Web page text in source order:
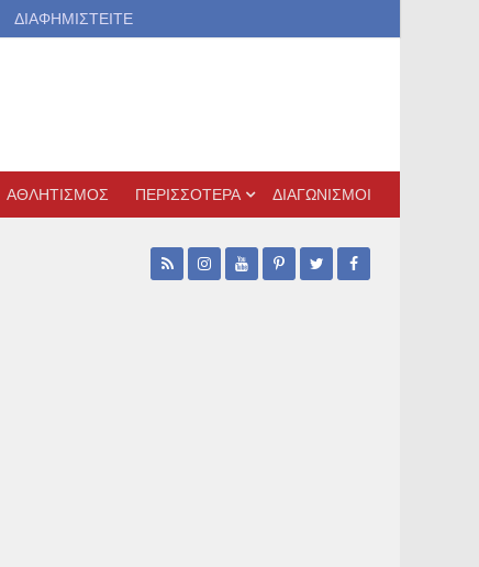
ΔΙΑΦΗΜΙΣΤΕΙΤΕ
ΑΘΛΗΤΙΣΜΟΣ ΠΕΡΙΣΣΟΤΕΡΑ ΔΙΑΓΩΝΙΣΜΟΙ